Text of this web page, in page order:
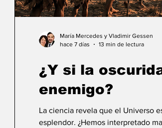
¿Y si la
enemigo?
La ciencia revela que el Universo
esplendor. ¿Hemos interpretado
María Mercedes y Vladimir Gessen
hace 7 días
13 min de lectura